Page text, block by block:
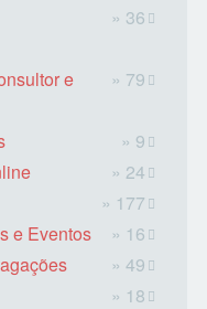
» 36
e
» 79
» 9
» 24
» 177
e Eventos
» 16
» 49
» 18